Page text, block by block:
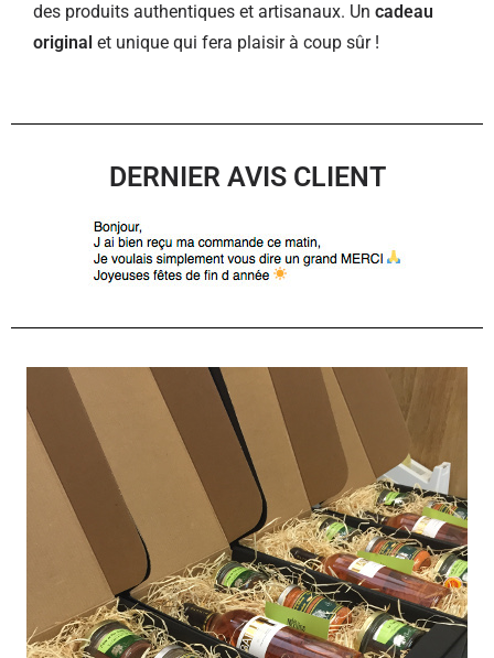
des produits authentiques et artisanaux. Un cadeau
original et unique qui fera plaisir à coup sûr !
DERNIER AVIS CLIENT